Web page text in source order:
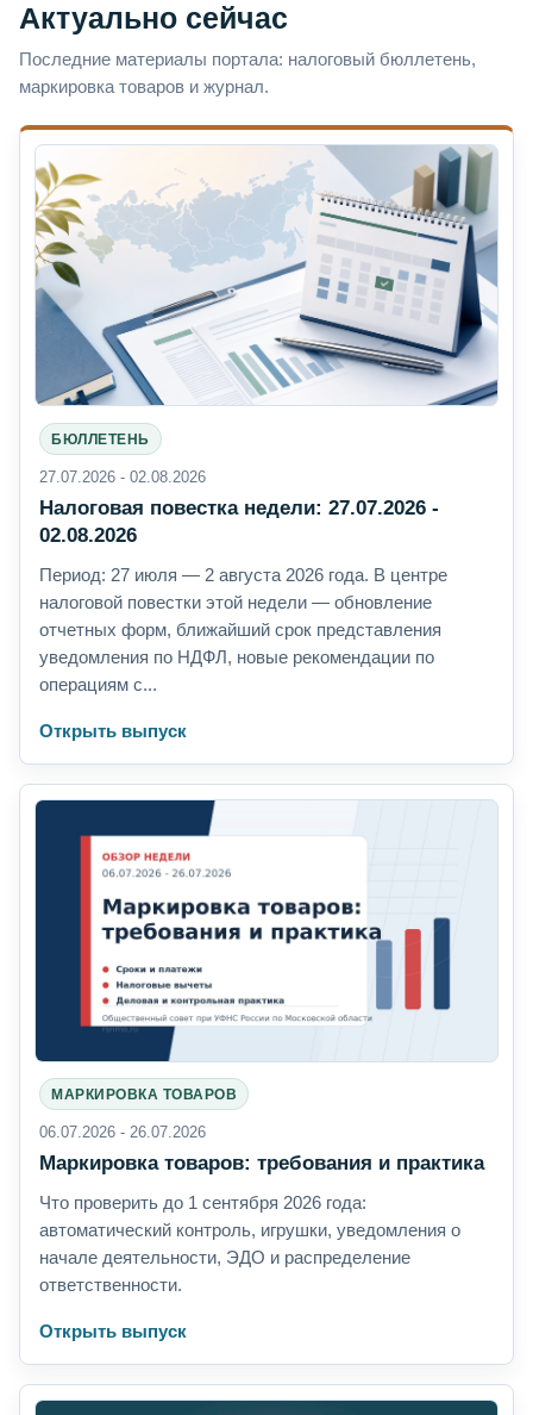
Актуально сейчас
Последние материалы портала: налоговый бюллетень,
маркировка товаров и журнал.
БЮЛЛЕТЕНЬ
27.07.2026 - 02.08.2026
Налоговая повестка недели: 27.07.2026 -
02.08.2026
Период: 27 июля — 2 августа 2026 года. В центре
налоговой повестки этой недели — обновление
отчетных форм, ближайший срок представления
уведомления по НДФЛ, новые рекомендации по
операциям с...
Открыть выпуск
МАРКИРОВКА ТОВАРОВ
06.07.2026 - 26.07.2026
Маркировка товаров: требования и практика
Что проверить до 1 сентября 2026 года:
автоматический контроль, игрушки, уведомления о
начале деятельности, ЭДО и распределение
ответственности.
Открыть выпуск